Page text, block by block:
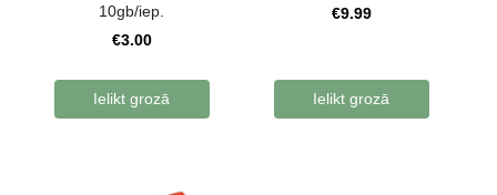
10gb/iep.
€3.00
Ielikt grozā
€9.99
Ielikt grozā